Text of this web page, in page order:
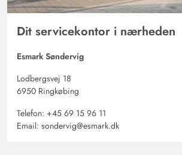
Dit servicekontor i nærheden
Esmark Søndervig
Lodbergsvej 18
6950 Ringkøbing
Telefon: +45 69 15 96 11
Email: sondervig@esmark.dk